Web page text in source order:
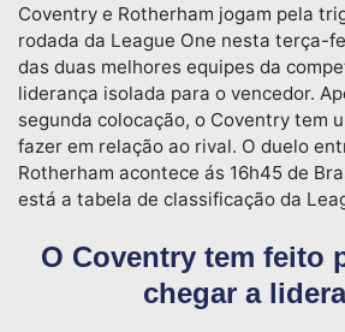
Coventry e Rotherham jogam pela
rodada da League One nesta terça-
das duas melhores equipes da
liderança isolada para o vencedor.
segunda colocação, o Coventry tem
fazer em relação ao rival. O duelo
Rotherham acontece ás 16h45 de
está a tabela de classificação da
O Coventry tem feito
chegar a